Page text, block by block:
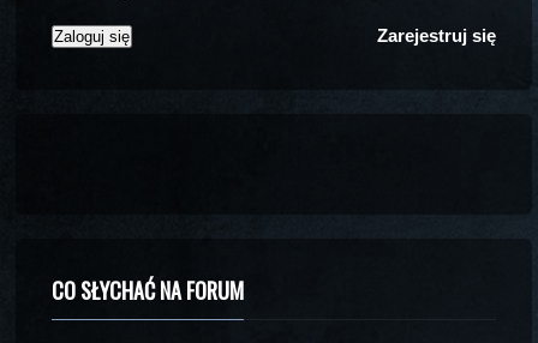
Zarejestruj się
CO SŁYCHAĆ NA FORUM